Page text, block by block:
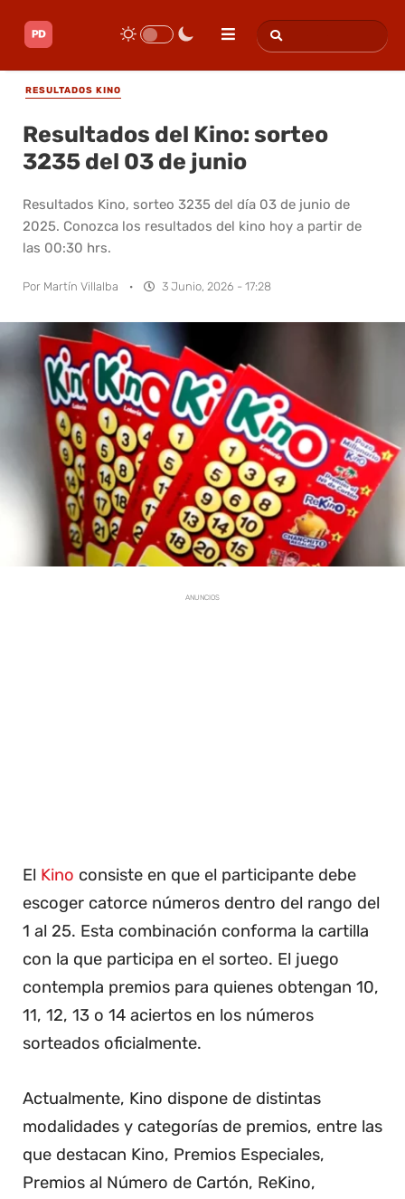
RESULTADOS KINO
Resultados del Kino: sorteo
3235 del 03 de junio
Resultados Kino, sorteo 3235 del día 03 de junio de
2025. Conozca los resultados del kino hoy a partir de
las 00:30 hrs.
Por Martín Villalba · 3 Junio, 2026 - 17:28
ANUNCIOS
El Kino consiste en que el participante debe
escoger catorce números dentro del rango del
1 al 25. Esta combinación conforma la cartilla
con la que participa en el sorteo. El juego
contempla premios para quienes obtengan 10,
11, 12, 13 o 14 aciertos en los números
sorteados oficialmente.
Actualmente, Kino dispone de distintas
modalidades y categorías de premios, entre las
que destacan Kino, Premios Especiales,
Premios al Número de Cartón, ReKino,